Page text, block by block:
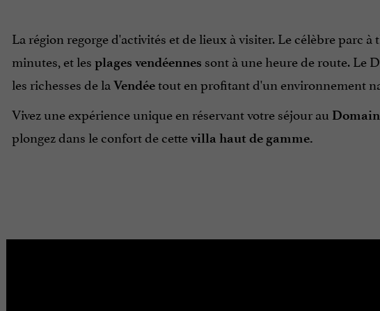
La région regorge d'activités et de lieux à visiter. Le célèbre parc à
minutes, et les plages vendéennes sont à une heure de route. Le
les richesses de la Vendéetout en profitant d'un environnement
Vivez une expérience unique en réservant votre séjour au
plongez dans le confort de cettevilla haut de gamme.